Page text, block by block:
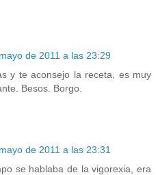
de 2011 a las 23:29
y te aconsejo la receta, es muy
Besos. Borgo.
de 2011 a las 23:31
se hablaba de la vigorexia, era